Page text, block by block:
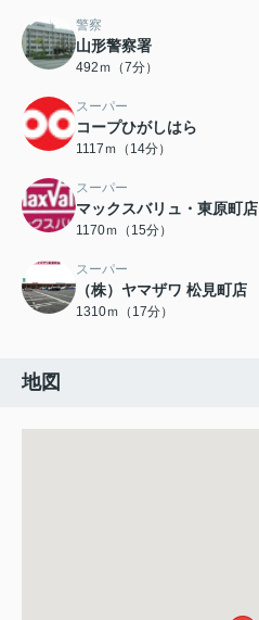
警察
山形警察署
492ｍ（7分）
スーパー
コープひがしはら
1117ｍ（14分）
スーパー
マックスバリュ・東原町店
1170ｍ（15分）
スーパー
（株）ヤマザワ 松見町店
1310ｍ（17分）
地図